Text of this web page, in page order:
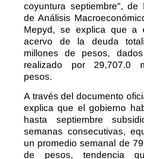
coyuntura septiembre", de
de Análisis
Mepyd, se explica que a
acervo de la deuda
millones de pesos,
realizado por 29,707.0
pesos.
A través del documento
explica que el gobierno
hasta septiembre
semanas consecutivas,
un promedio semanal de
de pesos, tendencia